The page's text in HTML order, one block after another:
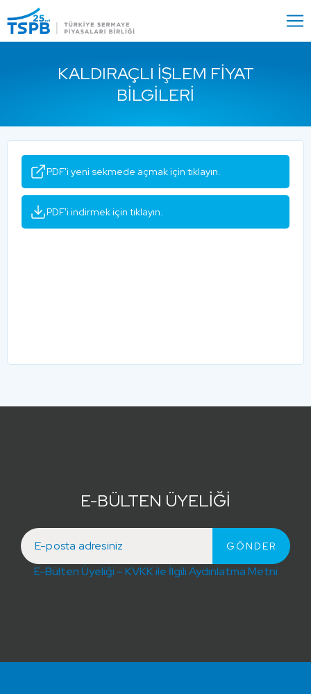
Close
KALDIRAÇLI İŞLEM FIYAT
BILGILERI
PDF'i yeni sekmede açmak için tıklayın.
PDF'i indirmek için tıklayın.
E-BÜLTEN ÜYELİĞİ
E-Bülten Üyeliği – KVKK ile İlgili Aydınlatma Metni